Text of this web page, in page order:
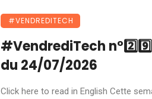
#VENDREDITECH
#VendrediTech
du 24/07/2026
Click here to read in English Cette